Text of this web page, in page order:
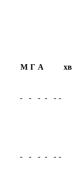
М Г А хв
- - - - - -
- - - - - -